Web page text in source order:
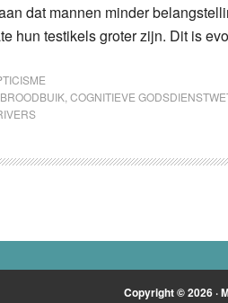
dat mannen minder
hun testikels groter zijn. Dit is
BROODBUIK COGNITIEVE
Copyright © 2026 ·